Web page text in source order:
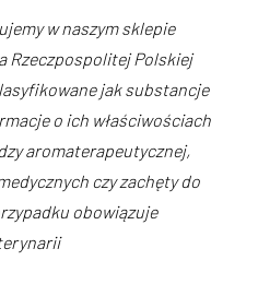
w naszym sklepie
Rzeczpospolitej Polskiej
jak substancje
o ich właściwościach
aromaterapeutycznej,
czy zachęty do
obowiązuje